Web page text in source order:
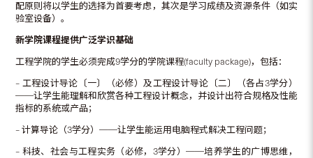
配原则将以学生的选择为首要考虑，其次是学习成绩及资源条件（如实
验室设备）。
新学院课程提供广泛学识基础
工程学院的学生必须完成9学分的学院课程(faculty package)，包括：
– 工程设计导论〔一〕（必修）及工程设计导论〔二〕（各占3学分）
──让学生能理解和欣赏各种工程设计概念，并设计出符合规格及性能
指标的系统或产品；
– 计算导论（3学分）──让学生能运用电脑程式解决工程问题；
– 科技、社会与工程实务（必修，3学分）──培养学生的广博思维，